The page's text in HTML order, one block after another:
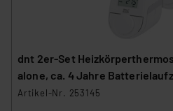
dnt 2er-Set
alone, ca. 4 Jahre
Artikel-Nr. 253145